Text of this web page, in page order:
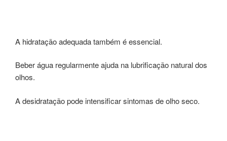
A hidratação adequada também é essencial.
Beber água regularmente ajuda na lubrificação natural dos
olhos.
A desidratação pode intensificar sintomas de olho seco.